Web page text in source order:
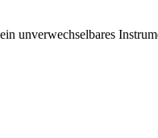
unverwechselbares